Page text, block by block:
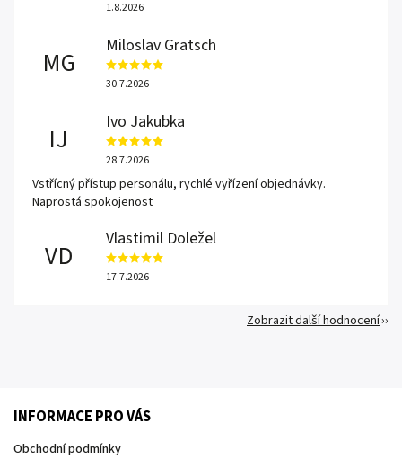
1.8.2026
MG
Miloslav Gratsch
30.7.2026
IJ
Ivo Jakubka
28.7.2026
Vstřícný přístup personálu, rychlé vyřízení objednávky.
Naprostá spokojenost
VD
Vlastimil Doležel
17.7.2026
Zobrazit další hodnocení
INFORMACE PRO VÁS
Obchodní podmínky